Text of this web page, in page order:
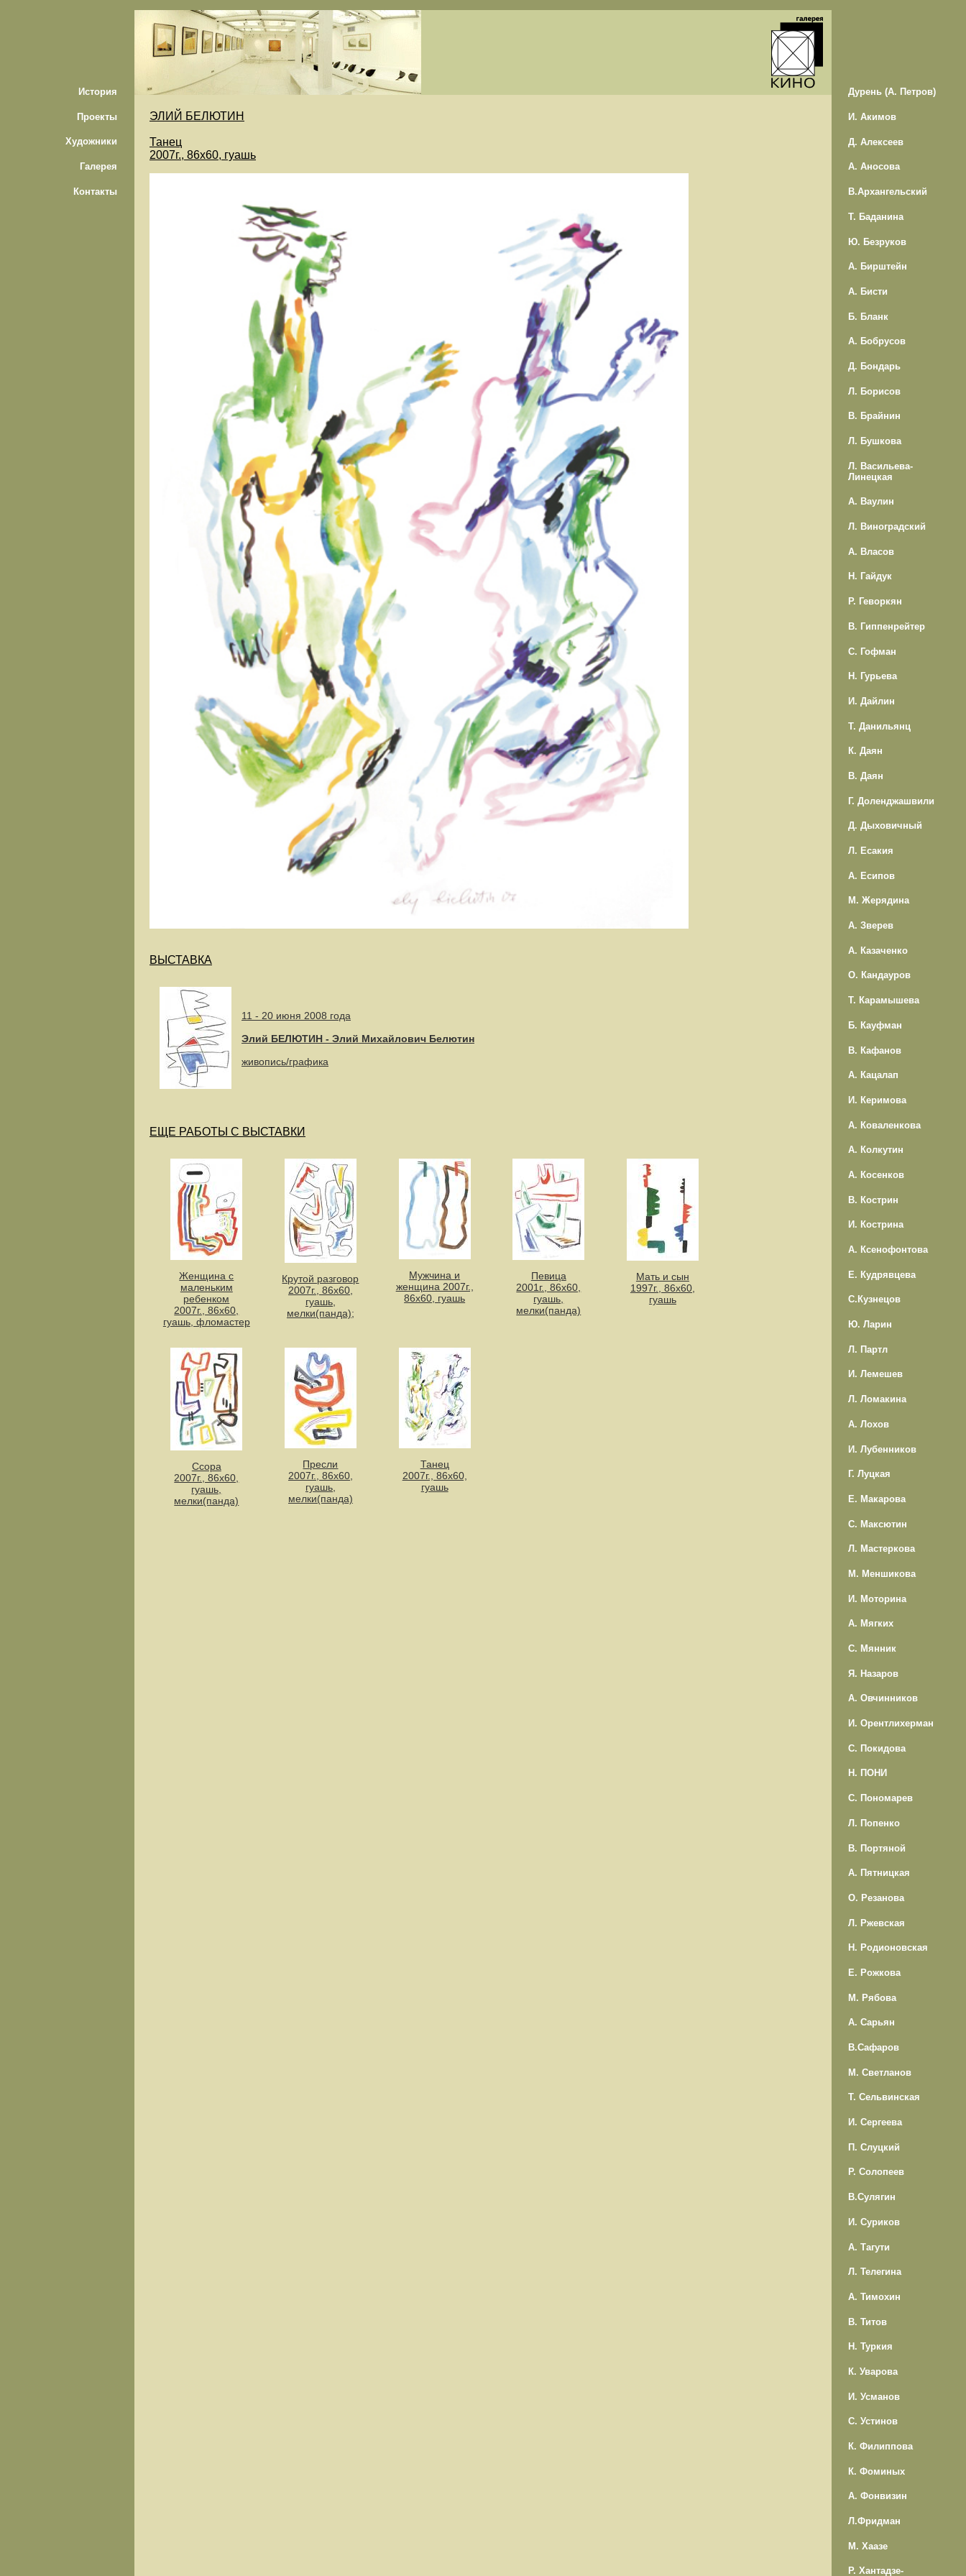
История
Проекты
Художники
Галерея
Контакты
ЭЛИЙ БЕЛЮТИН
Танец
2007г., 86х60, гуашь
ВЫСТАВКА
11 - 20 июня 2008 года
Элий БЕЛЮТИН - Элий Михайлович Белютин
живопись/графика
ЕЩЕ РАБОТЫ С ВЫСТАВКИ
Женщина с
маленьким
ребенком
2007г., 86х60,
гуашь, фломастер
Крутой разговор
2007г., 86х60,
гуашь,
мелки(панда);
Мужчина и
женщина 2007г.,
86х60, гуашь
Певица
2001г., 86х60,
гуашь,
мелки(панда)
Мать и сын
1997г., 86х60,
гуашь
Ссора
2007г., 86х60,
гуашь,
мелки(панда)
Пресли
2007г., 86х60,
гуашь,
мелки(панда)
Танец
2007г., 86х60,
гуашь
Дурень (А. Петров)
И. Акимов
Д. Алексеев
А. Аносова
В.Архангельский
Т. Баданина
Ю. Безруков
А. Бирштейн
А. Бисти
Б. Бланк
А. Бобрусов
Д. Бондарь
Л. Борисов
В. Брайнин
Л. Бушкова
Л. Васильева-
Линецкая
А. Ваулин
Л. Виноградский
А. Власов
Н. Гайдук
Р. Геворкян
В. Гиппенрейтер
С. Гофман
Н. Гурьева
И. Дайлин
Т. Данильянц
К. Даян
В. Даян
Г. Доленджашвили
Д. Дыховичный
Л. Есакия
А. Есипов
М. Жерядина
А. Зверев
А. Казаченко
О. Кандауров
Т. Карамышева
Б. Кауфман
В. Кафанов
А. Кацалап
И. Керимова
А. Коваленкова
А. Колкутин
А. Косенков
В. Кострин
И. Кострина
А. Ксенофонтова
Е. Кудрявцева
С.Кузнецов
Ю. Ларин
Л. Партл
И. Лемешев
Л. Ломакина
А. Лохов
И. Лубенников
Г. Луцкая
Е. Макарова
С. Максютин
Л. Мастеркова
М. Меншикова
И. Моторина
А. Мягких
С. Мянник
Я. Назаров
А. Овчинников
И. Орентлихерман
С. Покидова
Н. ПОНИ
С. Пономарев
Л. Попенко
В. Портяной
А. Пятницкая
О. Резанова
Л. Ржевская
Н. Родионовская
Е. Рожкова
М. Рябова
А. Сарьян
В.Сафаров
М. Светланов
Т. Сельвинская
И. Сергеева
П. Слуцкий
Р. Солопеев
В.Сулягин
И. Суриков
А. Тагути
Л. Телегина
А. Тимохин
В. Титов
Н. Туркия
К. Уварова
И. Усманов
С. Устинов
К. Филиппова
К. Фоминых
А. Фонвизин
Л.Фридман
М. Хаазе
Р. Хантадзе-